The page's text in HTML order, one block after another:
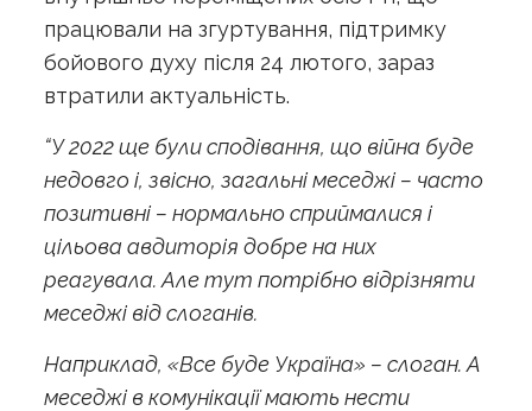
працювали на згуртування, підтримку
бойового духу після 24 лютого, зараз
втратили актуальність.
“У 2022 ще були сподівання, що війна буде
недовго і, звісно, загальні меседжі – часто
позитивні – нормально сприймалися і
цільова авдиторія добре на них
реагувала. Але тут потрібно відрізняти
меседжі від слоганів.
Наприклад, «Все буде Україна» – слоган. А
меседжі в комунікації мають нести